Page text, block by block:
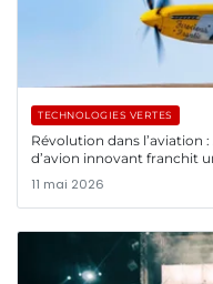
TECHNOLOGIES VERTES
Révolution dans l’aviation
d’avion innovant franchit
11 mai 2026